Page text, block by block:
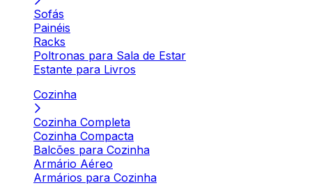
Sofás
Painéis
Racks
Poltronas para Sala de Estar
Estante para Livros
Cozinha
Cozinha Completa
Cozinha Compacta
Balcões para Cozinha
Armário Aéreo
Armários para Cozinha